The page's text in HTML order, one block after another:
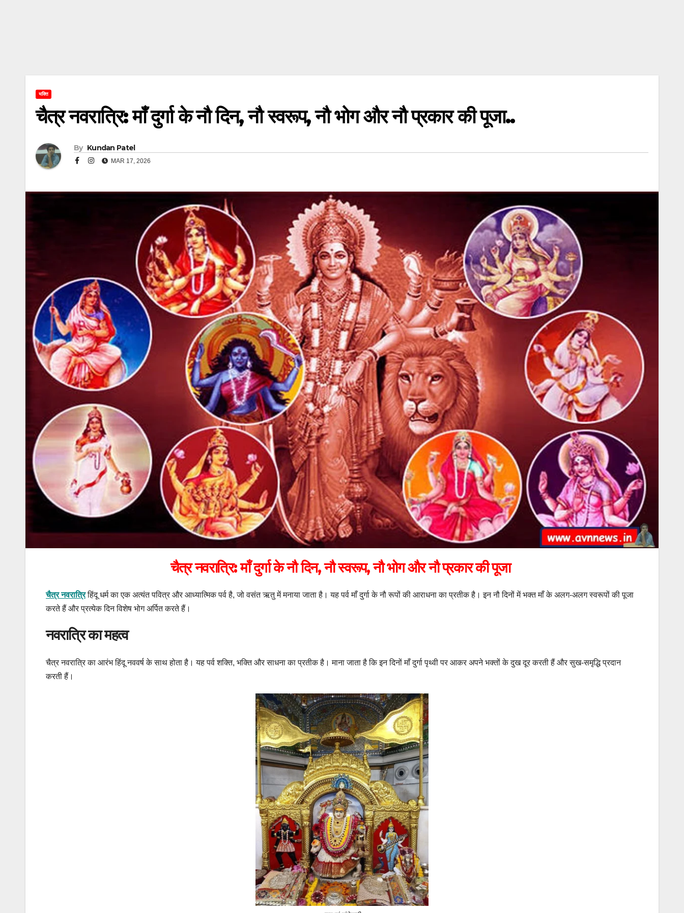
भक्ति
चैत्र नवरात्रि: माँ दुर्गा के नौ दिन, नौ स्वरूप, नौ भोग और नौ प्रकार की पूजा..
By Kundan Patel
MAR 17, 2026
चैत्र नवरात्रि: माँ दुर्गा के नौ दिन, नौ स्वरूप, नौ भोग और नौ प्रकार की पूजा
चैत्र नवरात्रिहिंदू धर्म का एक अत्यंत पवित्र और आध्यात्मिक पर्व है, जो वसंत ऋतु में मनाया जाता है। यह पर्व माँ दुर्गा के नौ रूपों की आराधना का प्रतीक है। इन नौ दिनों में भक्त माँ के अलग-अलग स्वरूपों की पूजा
करते हैं और प्रत्येक दिन विशेष भोग अर्पित करते हैं।
नवरात्रि का महत्व
चैत्र नवरात्रि का आरंभ हिंदू नववर्ष के साथ होता है। यह पर्व शक्ति, भक्ति और साधना का प्रतीक है। माना जाता है कि इन दिनों माँ दुर्गा पृथ्वी पर आकर अपने भक्तों के दुख दूर करती हैं और सुख-समृद्धि प्रदान
करती हैं।